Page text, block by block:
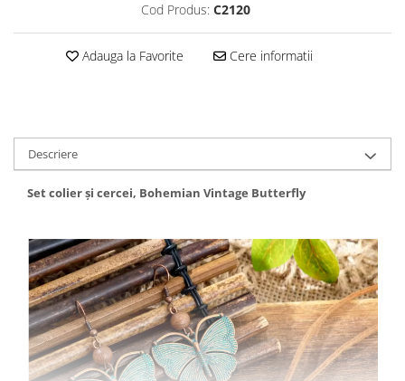
Cod Produs: C2120
Adauga la Favorite Cere informatii
Descriere
Set colier și cercei, Bohemian Vintage Butterfly